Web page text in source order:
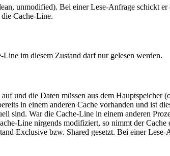
unmodified). Bei einer Lese-Anfrage schickt
Cache-Line.
im diesem Zustand darf nur gelesen werden.
und die Daten müssen aus dem Hauptspeicher
in einem anderen Cache vorhanden und ist
sind. War die Cache-Line in einem anderen
Line nirgends modifiziert, so nimmt der Cache
Exclusive bzw. Shared gesetzt. Bei einer